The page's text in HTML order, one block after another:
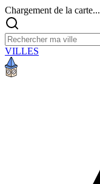
Chargement de la carte...
VILLES